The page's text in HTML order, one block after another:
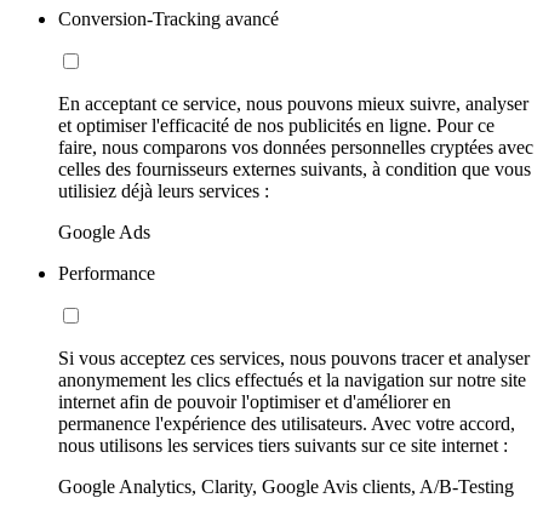
Conversion-Tracking avancé
En acceptant ce service, nous pouvons mieux suivre, analyser
et optimiser l'efficacité de nos publicités en ligne. Pour ce
faire, nous comparons vos données personnelles cryptées avec
celles des fournisseurs externes suivants, à condition que vous
utilisiez déjà leurs services :
Google Ads
Performance
Si vous acceptez ces services, nous pouvons tracer et analyser
anonymement les clics effectués et la navigation sur notre site
internet afin de pouvoir l'optimiser et d'améliorer en
permanence l'expérience des utilisateurs. Avec votre accord,
nous utilisons les services tiers suivants sur ce site internet :
Google Analytics, Clarity, Google Avis clients, A/B-Testing